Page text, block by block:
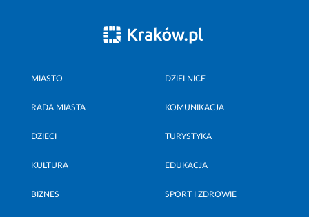
MIASTO DZIELNICE
RADA MIASTA KOMUNIKACJA
DZIECI TURYSTYKA
KULTURA EDUKACJA
BIZNES SPORT I ZDROWIE